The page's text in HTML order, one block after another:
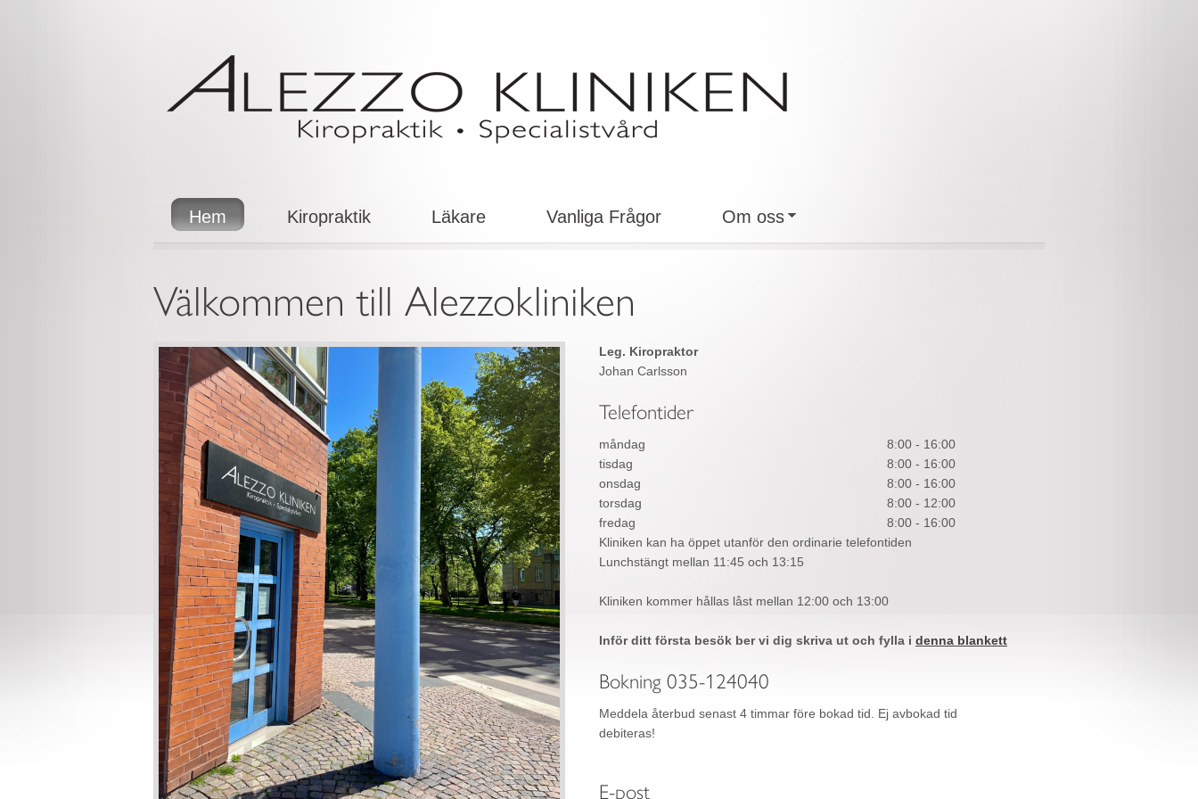
Hem Kiropraktik Läkare Vanliga Frågor Om oss
Välkommen till Alezzokliniken
Leg. Kiropraktor
Johan Carlsson
Telefontider
måndag
8:00 - 16:00
tisdag
8:00 - 16:00
onsdag
8:00 - 16:00
torsdag
8:00 - 12:00
fredag
8:00 - 16:00
Kliniken kan ha öppet utanför den ordinarie telefontiden
Lunchstängt mellan 11:45 och 13:15
Kliniken kommer hållas låst mellan 12:00 och 13:00
Inför ditt första besök ber vi dig skriva ut och fylla i denna blankett
Bokning 035-124040
Meddela återbud senast 4 timmar före bokad tid. Ej avbokad tid
debiteras!
E-post